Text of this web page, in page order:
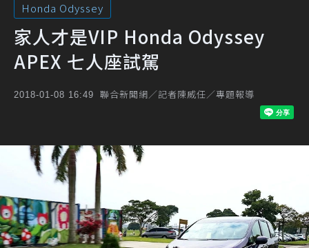
Honda Odyssey
家人才是VIP Honda Odyssey
APEX 七人座試駕
2018-01-08 16:49 聯合新聞網／記者陳威任／專題報導